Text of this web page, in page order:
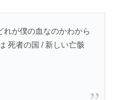
れが僕の血なのかわから
死者の国 / 新しい亡骸